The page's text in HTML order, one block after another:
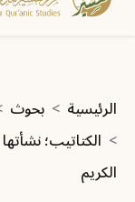
مسار
الرئيسية بحوث
الكتاتيب؛
الكريم